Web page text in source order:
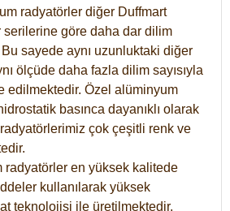
radyatörler diğer Duffmart
göre daha dar dilim
sayede aynı uzunluktaki diğer
ölçüde daha fazla dilim sayısıyla
edilmektedir. Özel alüminyum
basınca dayanıklı olarak
çok çeşitli renk ve
radyatörler en yüksek kalitede
kullanılarak yüksek
teknolojisi ile üretilmektedir.